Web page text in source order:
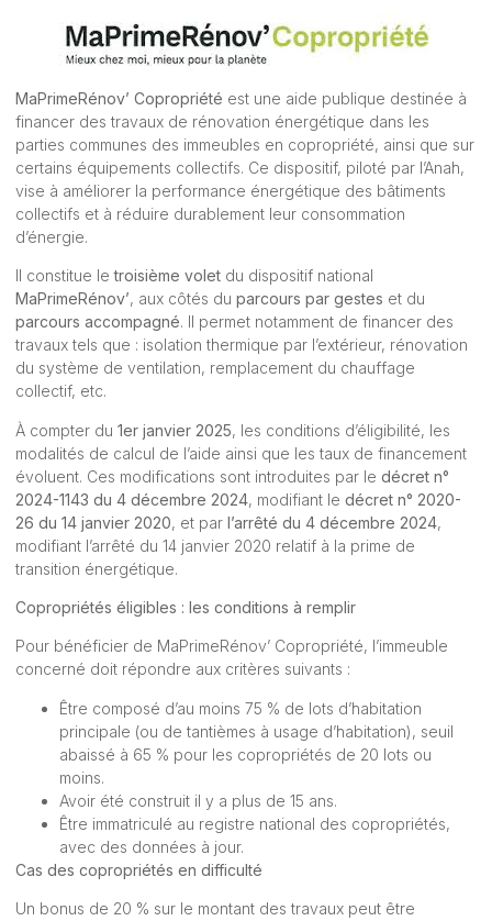
MaPrimeRénov’ Copropriété est une aide publique destinée à
financer des travaux de rénovation énergétique dans les
parties communes des immeubles en copropriété, ainsi que sur
certains équipements collectifs. Ce dispositif, piloté par l’Anah,
vise à améliorer la performance énergétique des bâtiments
collectifs et à réduire durablement leur consommation
d’énergie.
Il constitue letroisième volet du dispositif national
MaPrimeRénov’, aux côtés du parcours par gestes et du
parcours accompagné. Il permet notamment de financer des
travaux tels que : isolation thermique par l’extérieur, rénovation
du système de ventilation, remplacement du chauffage
collectif, etc.
À compter du 1er janvier 2025, les conditions d’éligibilité, les
modalités de calcul de l’aide ainsi que les taux de financement
évoluent. Ces modifications sont introduites par le décret n°
2024-1143 du 4 décembre 2024, modifiant le décret n° 2020-
26 du 14 janvier 2020, et par l’arrêté du 4 décembre 2024,
modifiant l’arrêté du 14 janvier 2020 relatif à la prime de
transition énergétique.
Copropriétés éligibles : les conditions à remplir
Pour bénéficier de MaPrimeRénov’ Copropriété, l’immeuble
concerné doit répondre aux critères suivants :
Être composé d’au moins 75 % de lots d’habitation
principale (ou de tantièmes à usage d’habitation), seuil
abaissé à 65 % pour les copropriétés de 20 lots ou
moins.
Avoir été construit il y a plus de 15 ans.
Être immatriculé au registre national des copropriétés,
avec des données à jour.
Cas des copropriétés en difficulté
Un bonus de 20 % sur le montant des travaux peut être